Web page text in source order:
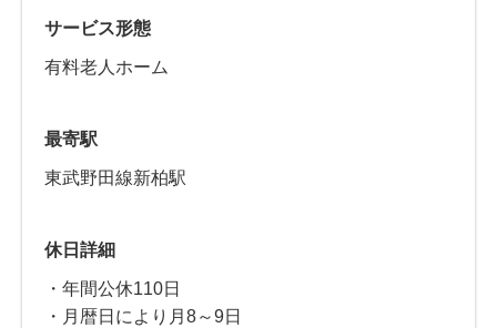
サービス形態
有料老人ホーム
最寄駅
東武野田線新柏駅
休日詳細
・年間公休110日
・月暦日により月8～9日